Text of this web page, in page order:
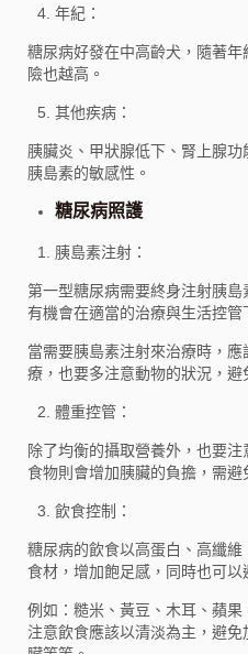
年紀：
糖尿病好發在中高齡犬，隨著
險也越高。
其他疾病：
胰臟炎、甲狀腺低下、腎上腺
胰島素的敏感性。
糖尿病照護
胰島素注射：
第一型糖尿病需要終身注射胰
有機會在適當的治療與生活控管
當需要胰島素注射來治療時，
療，也要多注意動物的狀況，避
體重控管：
除了均衡的攝取營養外，也要
食物則會增加胰臟的負擔，需避
飲食控制：
糖尿病的飲食以高蛋白、高纖
食材，增加飽足感，同時也可以
例如：糙米、黃豆、木耳、蘋
注意飲食應該以清淡為主，避